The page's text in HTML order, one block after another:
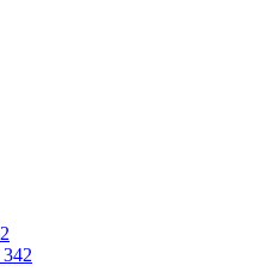
342